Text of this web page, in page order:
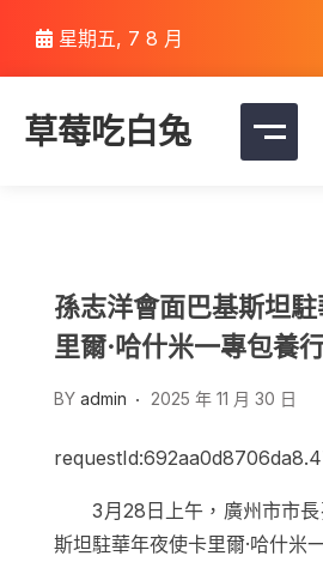
content
星期五, 7 8 月
草莓吃白兔
孫志洋會面巴基斯坦
里爾·哈什米一專包養
BY admin 2025 年 11 月 30 日
3月28日上午，廣州市市長
斯坦駐華年夜使卡里爾·哈什米